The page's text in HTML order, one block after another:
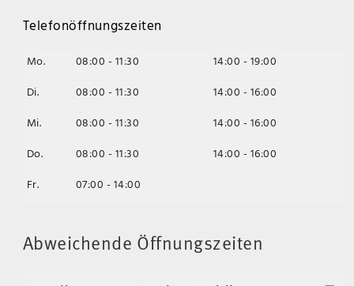
Telefonöffnungszeiten
Mo. 08:00 - 11:30
14:00 - 19:00
Di.
08:00 - 11:30
14:00 - 16:00
Mi.
08:00 - 11:30
14:00 - 16:00
Do.
08:00 - 11:30
14:00 - 16:00
Fr.
07:00 - 14:00
Abweichende Öffnungszeiten